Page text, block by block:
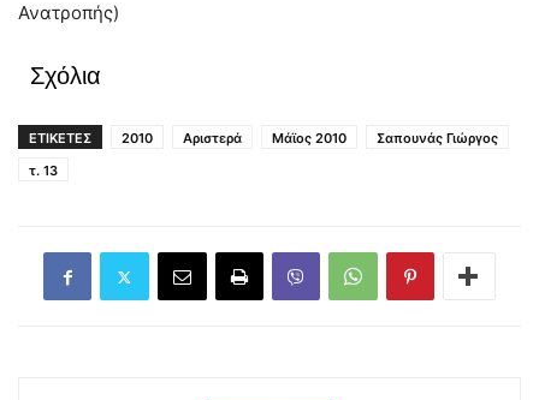
Ανατροπής)
Σχόλια
ΕΤΙΚΕΤΕΣ 2010 Αριστερά Μάϊος 2010
Σαπουνάς Γιώργος
τ. 13